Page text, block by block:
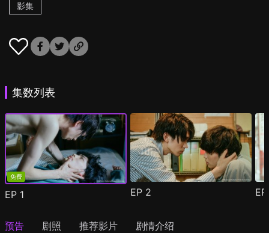
影集
集数列表
免费
EP 1 EP 2
预告 剧照 推荐影片 剧情介绍